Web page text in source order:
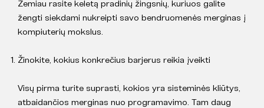
Žemiau rasite keletą pradinių žingsnių, kuriuos galite
žengti siekdami nukreipti savo bendruomenės merginas į
kompiuterių mokslus.
Žinokite, kokius konkrečius barjerus reikia įveikti
Visų pirma turite suprasti, kokios yra sisteminės kliūtys,
atbaidančios merginas nuo programavimo. Tam daug